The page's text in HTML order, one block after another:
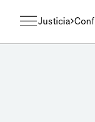
Justicia